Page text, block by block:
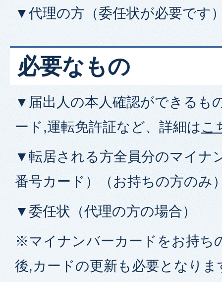
▼代理の方（委任状が必要です
必要なもの
▼届出人の本人確認ができるも
ード,運転免許証など、詳細はこ
▼転居される方全員分のマイナ
番号カード）（お持ちの方のみ
▼委任状（代理の方の場合）
※マイナンバーカードをお持ち
後,カードの更新も必要となりま